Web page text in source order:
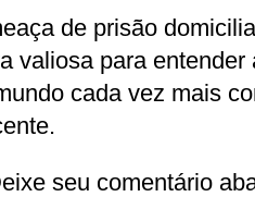
de prisão
valiosa para entender
cada vez mais
seu comentário